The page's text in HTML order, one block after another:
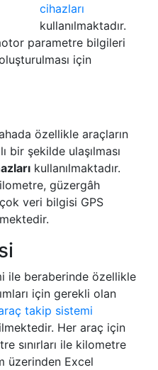
cihazları
kullanılmaktadır.
parametre bilgileri
için
özellikle araçların
bir şekilde ulaşılması
kullanılmaktadır.
güzergâh
veri bilgisi GPS
ile beraberinde özellikle
için gerekli olan
takip sistemi
Her araç için
sınırları ile kilometre
üzerinden Excel